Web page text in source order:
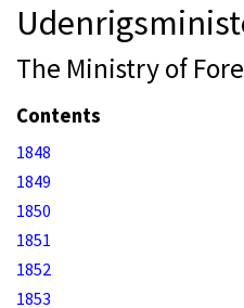
The Ministry of
Contents
1848
1849
1850
1851
1852
1853